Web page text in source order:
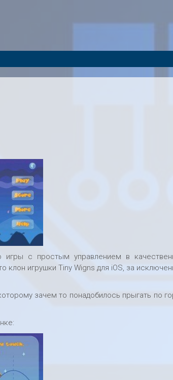
с простым управлением в
клон игрушки Tiny Wigns для iOS, за
зачем то понадобилось прыгать по